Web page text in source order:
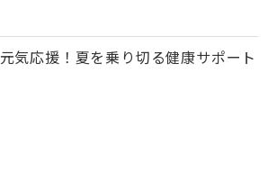
元気応援！夏を乗り切る健康サポート